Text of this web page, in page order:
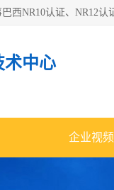
术中心
企业视频